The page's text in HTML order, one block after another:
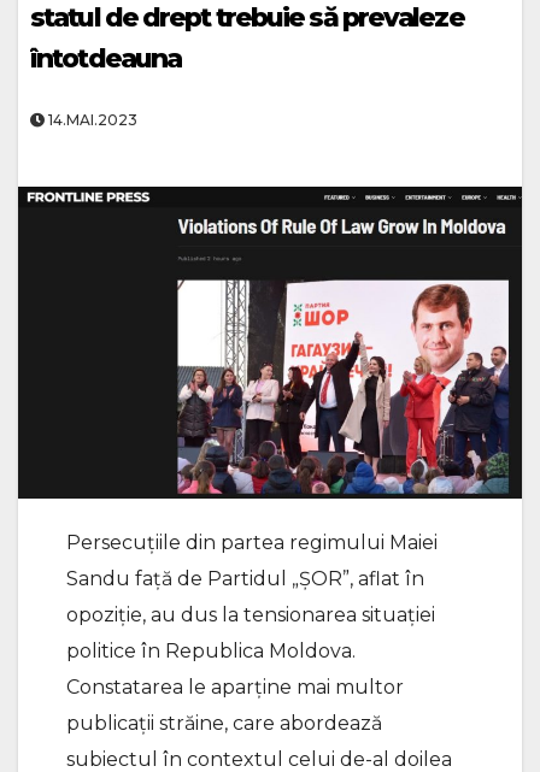
statul de drept trebuie să prevaleze
întotdeauna
14.MAI.2023
Persecuțiile din partea regimului Maiei
Sandu față de Partidul „ȘOR”, aflat în
opoziție, au dus la tensionarea situației
politice în Republica Moldova.
Constatarea le aparține mai multor
publicații străine, care abordează
subiectul în contextul celui de-al doilea